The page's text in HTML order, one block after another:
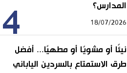
4
المدارس؟
18/07/2026
نيئًا أو مشويًا أو مطهيًا... أفضل
طرق الاستمتاع بالسردين الياباني